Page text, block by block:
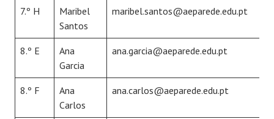
7.º H
Maribel
Santos
maribel.santos@aeparede.edu.pt
8.º E
Ana
Garcia
ana.garcia@aeparede.edu.pt
8.º F
Ana
Carlos
ana.carlos@aeparede.edu.pt